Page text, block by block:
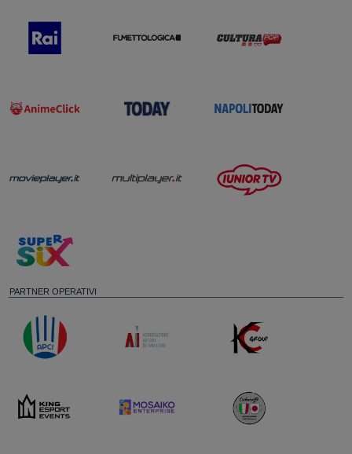
PARTNER OPERATIVI